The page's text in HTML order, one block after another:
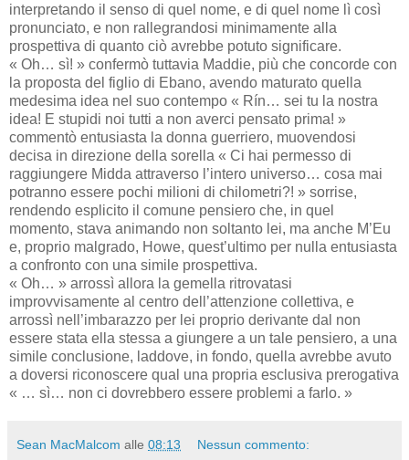
interpretando il senso di quel nome, e di quel nome lì così
pronunciato, e non rallegrandosi minimamente alla
prospettiva di quanto ciò avrebbe potuto significare.
« Oh… sì! » confermò tuttavia Maddie, più che concorde con
la proposta del figlio di Ebano, avendo maturato quella
medesima idea nel suo contempo « Rín… sei tu la nostra
idea! E stupidi noi tutti a non averci pensato prima! »
commentò entusiasta la donna guerriero, muovendosi
decisa in direzione della sorella « Ci hai permesso di
raggiungere Midda attraverso l’intero universo… cosa mai
potranno essere pochi milioni di chilometri?! » sorrise,
rendendo esplicito il comune pensiero che, in quel
momento, stava animando non soltanto lei, ma anche M’Eu
e, proprio malgrado, Howe, quest’ultimo per nulla entusiasta
a confronto con una simile prospettiva.
« Oh… » arrossì allora la gemella ritrovatasi
improvvisamente al centro dell’attenzione collettiva, e
arrossì nell’imbarazzo per lei proprio derivante dal non
essere stata ella stessa a giungere a un tale pensiero, a una
simile conclusione, laddove, in fondo, quella avrebbe avuto
a doversi riconoscere qual una propria esclusiva prerogativa
« … sì… non ci dovrebbero essere problemi a farlo. »
Sean MacMalcom alle 08:13 Nessun commento: